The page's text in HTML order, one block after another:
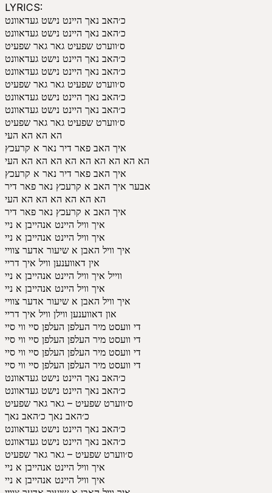
LYRICS:
כ׳האב נאך היינט נישט געדאוונט
כ׳האב נאך היינט נישט געדאוונט
ס׳ווערט שפעיט גאר גאר שפעיט
כ׳האב נאך היינט נישט געדאוונט
כ׳האב נאך היינט נישט געדאוונט
ס׳ווערט שפעיט גאר גאר שפעיט
כ׳האב נאך היינט נישט געדאוונט
כ׳האב נאך היינט נישט געדאוונט
ס׳ווערט שפעיט גאר גאר שפעיט
הא הא הא העי
איך האב פאר דיר נאר א קרעכץ
הא הא הא הא הא הא הא הא הא העי
איך האב פאר דיר נאר א קרעכץ
אבער איך האב א קרעכץ נאר פאר דיר
הא הא הא הא הא הא העי
איך האב א קרעכץ נאר פאר דיר
איך וויל היינט אנהייבן א ניי
איך וויל היינט אנהייבן א ניי
איך וויל האבן א שיעור אדער צוויי
אין דאווענען וויל איך דריי
ווייל איך וויל היינט אנהייבן א ניי
איך וויל היינט אנהייבן א ניי
איך וויל האבן א שיעור אדער צוויי
און דאווענען ווילן וויל איך דריי
די וועסט מיר העלפן העלפן סיי ווי סיי
די וועסט מיר העלפן העלפן סיי ווי סיי
די וועסט מיר העלפן העלפן סיי ווי סיי
די וועסט מיר העלפן העלפן סיי ווי סיי
כ׳האב נאך היינט נישט געדאוונט
כ׳האב נאך היינט נישט געדאוונט
ס׳ווערט שפעיט – גאר גאר שפעיט
כ׳האב נאך כ׳האב נאך
כ׳האב נאך היינט נישט געדאוונט
כ׳האב נאך היינט נישט געדאוונט
ס׳ווערט שפעיט – גאר גאר שפעיט
איך וויל היינט אנהייבן א ניי
איך וויל היינט אנהייבן א ניי